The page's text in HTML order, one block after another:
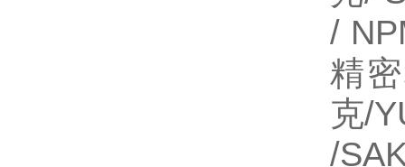
/
精
克/
/